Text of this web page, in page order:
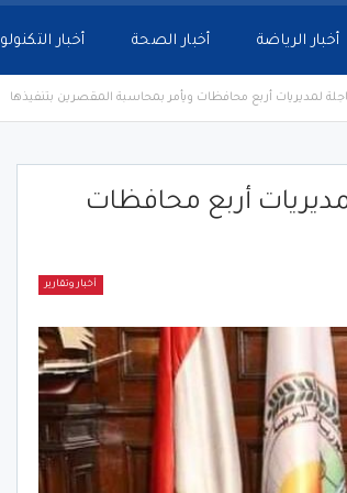
أخبار الرياضة أخبار الصحة أخبار
لمديريات أربع محافظات ويأمر بمحاسبة المقصرين بتنفيذها
أربع محافظات
أخبار وتقارير